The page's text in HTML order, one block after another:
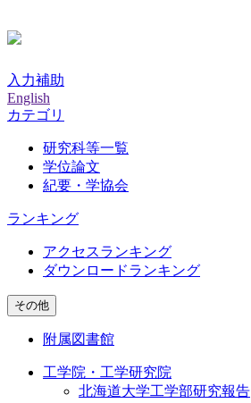
入力補助
English
カテゴリ
研究科等一覧
学位論文
紀要・学協会
ランキング
アクセスランキング
ダウンロードランキング
その他
附属図書館
工学院・工学研究院
北海道大学工学部研究報告